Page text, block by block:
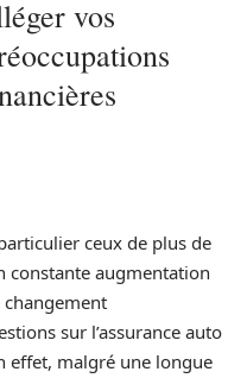
vos
ceux de plus de
constante augmentation
sur l’assurance auto
effet, malgré une longue